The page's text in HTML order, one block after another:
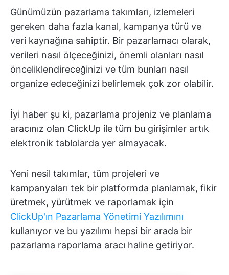
Günümüzün pazarlama takımları, izlemeleri
gereken daha fazla kanal, kampanya türü ve
veri kaynağına sahiptir. Bir pazarlamacı olarak,
verileri nasıl ölçeceğinizi, önemli olanları nasıl
önceliklendireceğinizi ve tüm bunları nasıl
organize edeceğinizi belirlemek çok zor olabilir.
İyi haber şu ki, pazarlama projeniz ve planlama
aracınız olan ClickUp ile tüm bu girişimler artık
elektronik tablolarda yer almayacak.
Yeni nesil takımlar, tüm projeleri ve
kampanyaları tek bir platformda planlamak, fikir
üretmek, yürütmek ve raporlamak için
ClickUp'ın Pazarlama Yönetimi Yazılımını
kullanıyor ve bu yazılımı hepsi bir arada bir
pazarlama raporlama aracı haline getiriyor.